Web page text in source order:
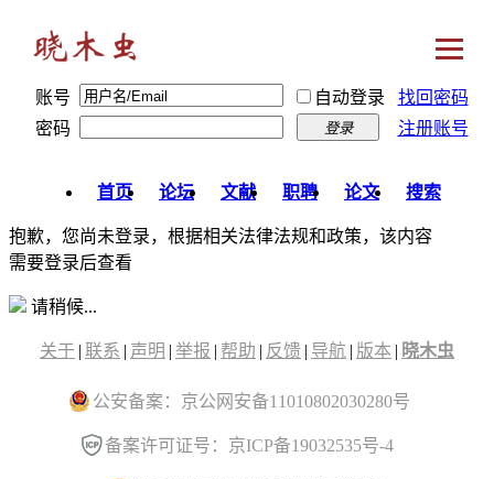
账号 自动登录
找回密码
密码
登录 注册账号
首页 论坛 文献 职聘 论文 搜索
抱歉，您尚未登录，根据相关法律法规和政策，该内容
需要登录后查看
请稍候...
关于 | 联系 | 声明 | 举报 | 帮助 | 反馈 | 导航 | 版本 | 晓木虫
公安备案：京公网安备11010802030280号
备案许可证号：京ICP备19032535号-4